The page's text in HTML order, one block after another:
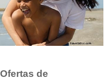
de